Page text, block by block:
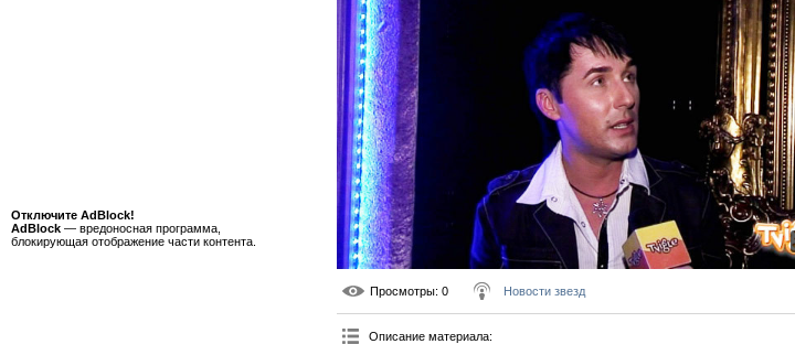
Отключите AdBlock!
AdBlock — вредоносная программа,
блокирующая отображение части контента.
Просмотры: 0 Новости звезд
Описание материала: